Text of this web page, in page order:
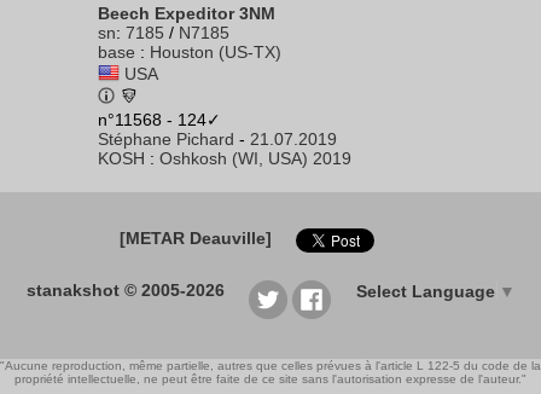
Beech Expeditor 3NM
sn: 7185 / N7185
base : Houston (US-TX)
USA
n°11568 - 124✓
Stéphane Pichard - 21.07.2019
KOSH : Oshkosh (WI, USA) 2019
[METAR Deauville]
stanakshot © 2005-2026 Select Language ▼
"Aucune reproduction, même partielle, autres que celles prévues à l'article L 122-5 du code de la
propriété intellectuelle, ne peut être faite de ce site sans l'autorisation expresse de l'auteur."